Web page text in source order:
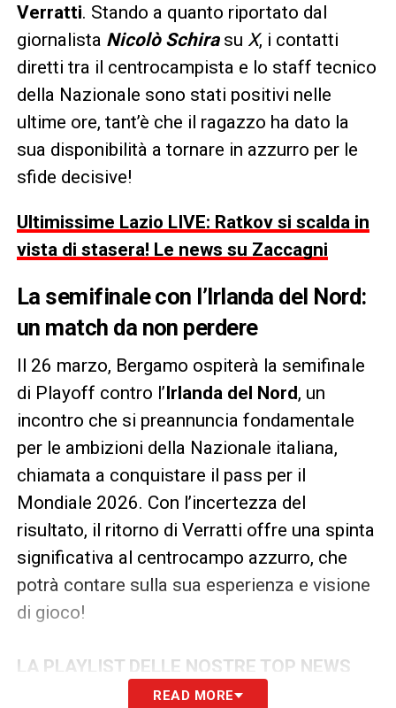
Verratti. Stando a quanto riportato dal
giornalista Nicolò Schirasu X, i contatti
diretti tra il centrocampista e lo staff tecnico
della Nazionale sono stati positivi nelle
ultime ore, tant’è che il ragazzo ha dato la
sua disponibilità a tornare in azzurro per le
sfide decisive!
Ultimissime Lazio LIVE: Ratkov si scalda in
vista di stasera! Le news su Zaccagni
La semifinale con l’Irlanda del Nord:
un match da non perdere
Il 26 marzo, Bergamo ospiterà la semifinale
di Playoff contro l’Irlanda del Nord, un
incontro che si preannuncia fondamentale
per le ambizioni della Nazionale italiana,
chiamata a conquistare il pass per il
Mondiale 2026. Con l’incertezza del
risultato, il ritorno di Verratti offre una spinta
significativa al centrocampo azzurro, che
potrà contare sulla sua esperienza e visione
di gioco!
LA PLAYLIST DELLE NOSTRE TOP NEWS
READ MORE